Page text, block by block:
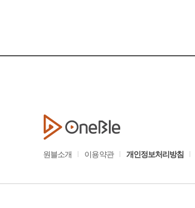
원블소개 이용약관 개인정보처리방침